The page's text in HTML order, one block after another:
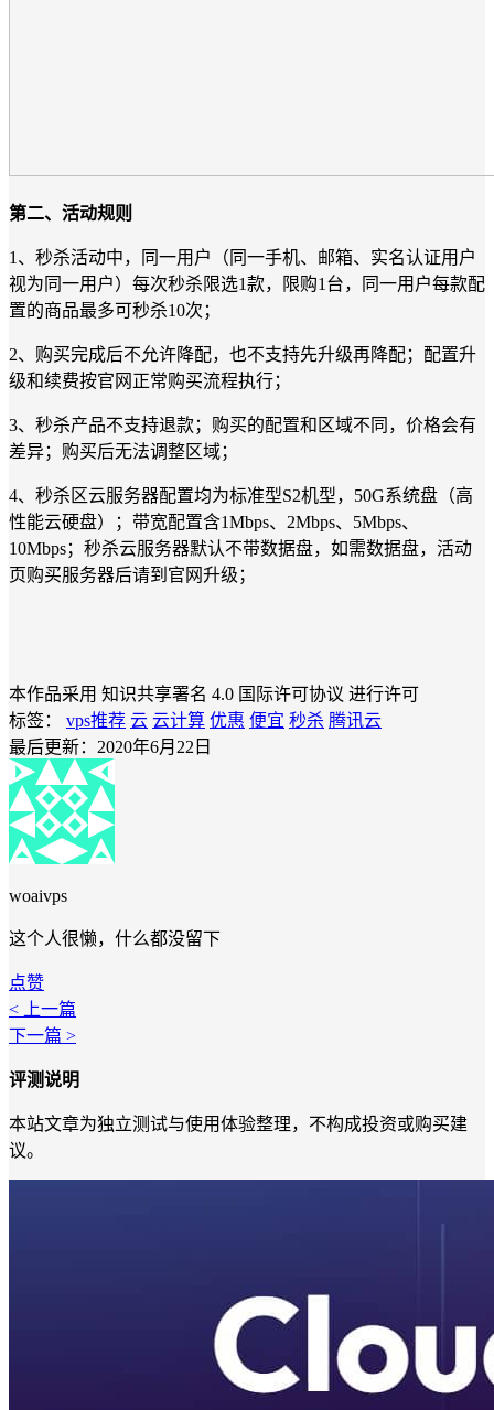
第二、活动规则
1、秒杀活动中，同一用户（同一手机、邮箱、实名认证用户
视为同一用户）每次秒杀限选1款，限购1台，同一用户每款配
置的商品最多可秒杀10次；
2、购买完成后不允许降配，也不支持先升级再降配；配置升
级和续费按官网正常购买流程执行；
3、秒杀产品不支持退款；购买的配置和区域不同，价格会有
差异；购买后无法调整区域；
4、秒杀区云服务器配置均为标准型S2机型，50G系统盘（高
性能云硬盘）；带宽配置含1Mbps、2Mbps、5Mbps、
10Mbps；秒杀云服务器默认不带数据盘，如需数据盘，活动
页购买服务器后请到官网升级；
本作品采用 知识共享署名 4.0 国际许可协议 进行许可
标签：
vps推荐 云 云计算 优惠 便宜 秒杀 腾讯云
最后更新：2020年6月22日
woaivps
这个人很懒，什么都没留下
点赞
< 上一篇
下一篇 >
评测说明
本站文章为独立测试与使用体验整理，不构成投资或购买建
议。